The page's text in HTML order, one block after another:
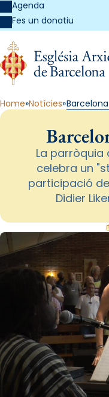
Agenda
Fes un donatiu
Home Notícies
La parròquia
celebra un
participació
Didier